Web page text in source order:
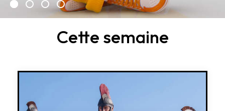
Cette semaine